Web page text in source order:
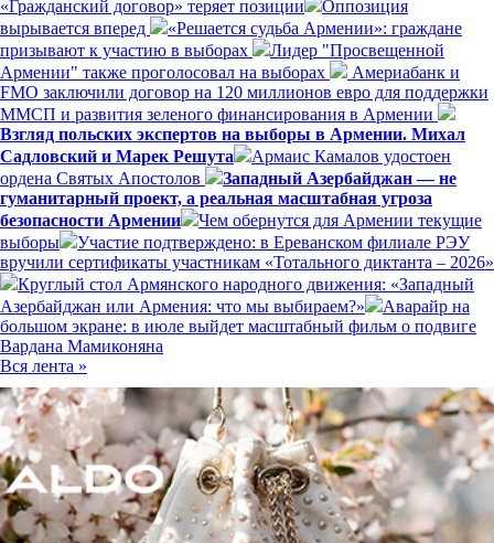
«Гражданский договор» теряет позиции
Оппозиция
вырывается вперед
«Решается судьба Армении»: граждане
призывают к участию в выборах
Лидер "Просвещенной
Армении" также проголосовал на выборах
Америабанк и
FMO заключили договор на 120 миллионов евро для поддержки
ММСП и развития зеленого финансирования в Армении
Взгляд польских экспертов на выборы в Армении. Михал
Садловский и Марек Решута
Армаис Камалов удостоен
ордена Святых Апостолов
Западный Азербайджан — не
гуманитарный проект, а реальная масштабная угроза
безопасности Армении
Чем обернутся для Армении текущие
выборы
Участие подтверждено: в Ереванском филиале РЭУ
вручили сертификаты участникам «Тотального диктанта – 2026»
Круглый стол Армянского народного движения: «Западный
Азербайджан или Армения: что мы выбираем?»
Аварайр на
большом экране: в июле выйдет масштабный фильм о подвиге
Вардана Мамиконяна
Вся лента »